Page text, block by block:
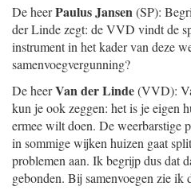
De heerPaulus Jansen(SP):
der Linde zegt: de VVD vindt de
instrument in het kader van deze
samenvoegvergunning?
De heerVan der Linde(VVD):
kun je ook zeggen: het is je eigen
ermee wilt doen. De weerbarstige
in sommige wijken huizen gaat
problemen aan. Ik begrijp dus dat
gebonden. Bij samenvoegen zie ik